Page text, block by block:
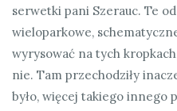
serwetki pani Szerauc. Te
wieloparkowe,
wyrysować na tych
nie. Tam przechodziły
było, więcej takiego innego